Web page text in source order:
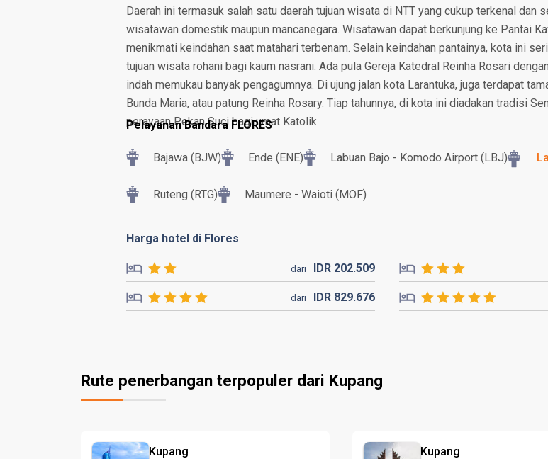
Daerah ini termasuk salah satu daerah tujuan wisata di NTT yang cukup terkenal dan
wisatawan domestik maupun mancanegara. Wisatawan dapat berkunjung ke Pantai
menikmati keindahan saat matahari terbenam. Selain keindahan pantainya, kota ini
tujuan wisata rohani bagi kaum nasrani. Ada pula Gereja Katedral Reinha Rosari
indah memukau banyak pengagumnya. Di ujung jalan kota Larantuka, juga terdapat
Bunda Maria, atau patung Reinha Rosary. Tiap tahunnya, di kota ini diadakan tradisi
perayaan Pekan Suci bagi umat Katolik
Pelayanan Bandara FLORES
Bajawa (BJW) Ende (ENE) Labuan Bajo - Komodo Airport (LBJ)
Ruteng (RTG) Maumere - Waioti (MOF)
Harga hotel di Flores
dari IDR 202.509
dari IDR 829.676
Rute penerbangan terpopuler dari Kupang
Kupang
Kupang